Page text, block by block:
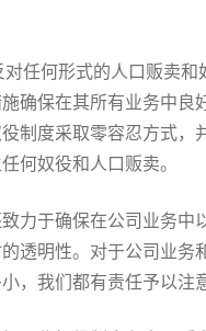
对任何形式的人口贩卖
确保在其所有业务中良
制度采取零容忍方式，
何奴役和人口贩卖。
力于确保在公司业务中
透明性。对于公司业务
，我们都有责任予以注